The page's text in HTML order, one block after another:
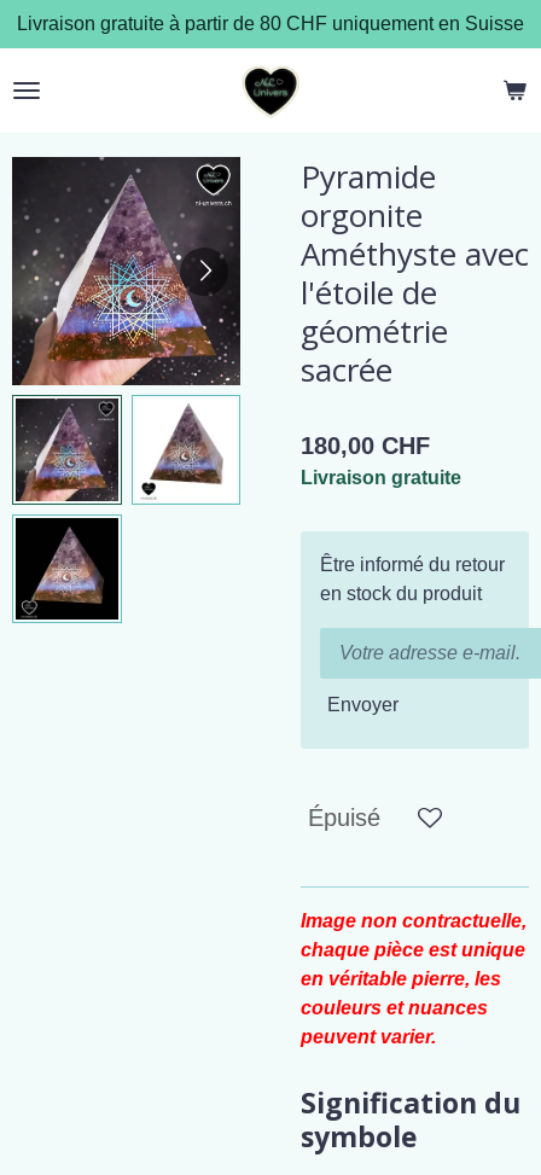
Passer
au
contenu
Livraison gratuite à partir de 80 CHF uniquement en Suisse
Pyramide
orgonite
Améthyste avec
l'étoile de
géométrie
sacrée
180,00 CHF
Livraison gratuite
Être informé du retour
en stock du produit
Envoyer
Épuisé
Image non contractuelle,
chaque pièce est unique
en véritable pierre, les
couleurs et nuances
peuvent varier.
Signification du
symbole